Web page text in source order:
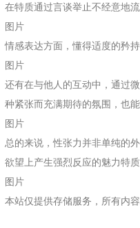
在特质通过言谈举止不经意地
图片
情感表达方面，懂得适度的矜
图片
还有在与他人的互动中，通过
种紧张而充满期待的氛围，也能
图片
总的来说，性张力并非单纯的
欲望上产生强烈反应的魅力特质
图片
本站仅提供存储服务，所有内